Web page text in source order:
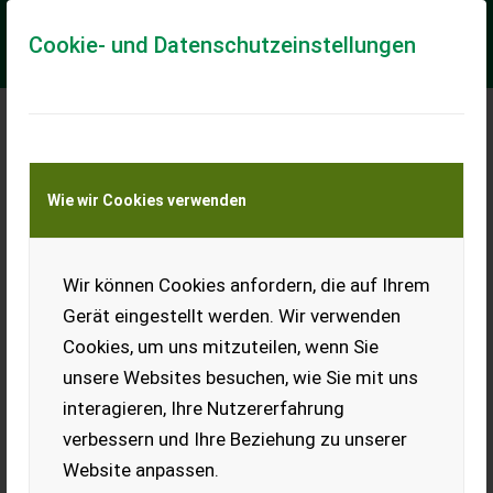
Cookie- und Datenschutzeinstellungen
Wie wir Cookies verwenden
Wir können Cookies anfordern, die auf Ihrem
Gerät eingestellt werden. Wir verwenden
Cookies, um uns mitzuteilen, wenn Sie
unsere Websites besuchen, wie Sie mit uns
interagieren, Ihre Nutzererfahrung
verbessern und Ihre Beziehung zu unserer
Website anpassen.
Meine Transportkostenanfrage
Transport von Land- und Baumaschinen –
KEINE Tiertransporte
Neuson 3503 Bagger
Bstd., Bj. 2006, 4 Zyl. Yanmar,
Schnellwechsler Lehnhoff
SW03, hydr. Böschungslöffel
140 cm und 60er TL. Motor
volle Leistung, Buchsen in
Ordnung, Standort 3.340 W/Y NÖ.